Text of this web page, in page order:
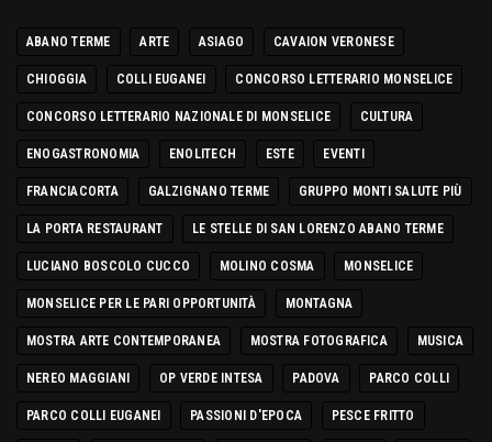
ABANO TERME ARTE ASIAGO CAVAION VERONESE
CHIOGGIA COLLI EUGANEI CONCORSO LETTERARIO MONSELICE
CONCORSO LETTERARIO NAZIONALE DI MONSELICE CULTURA
ENOGASTRONOMIA ENOLITECH ESTE EVENTI
FRANCIACORTA GALZIGNANO TERME GRUPPO MONTI SALUTE PIÙ
LA PORTA RESTAURANT LE STELLE DI SAN LORENZO ABANO TERME
LUCIANO BOSCOLO CUCCO MOLINO COSMA MONSELICE
MONSELICE PER LE PARI OPPORTUNITÀ MONTAGNA
MOSTRA ARTE CONTEMPORANEA MOSTRA FOTOGRAFICA MUSICA
NEREO MAGGIANI OP VERDE INTESA PADOVA PARCO COLLI
PARCO COLLI EUGANEI PASSIONI D'EPOCA PESCE FRITTO